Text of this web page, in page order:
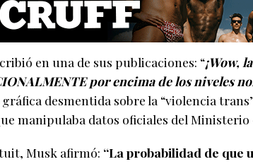
en una de sus publicaciones: “¡Wow,
por encima de los niveles
desmentida sobre la “violencia
manipulaba datos oficiales del Ministerio
Musk afirmó: “La probabilidad de que